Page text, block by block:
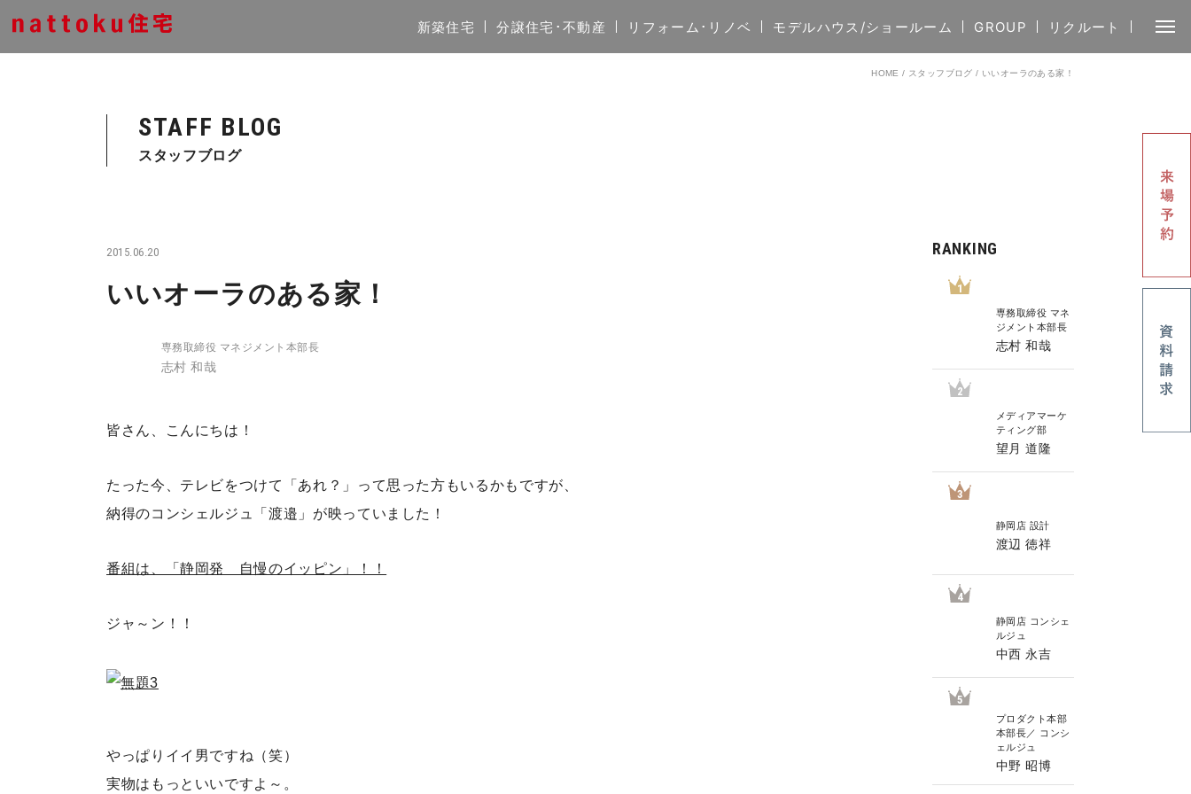
新築住宅 分譲住宅･不動産 リフォーム･リノベ モデルハウス/ショールーム GROUP リクルート
HOME / スタッフブログ / いいオーラのある家！
STAFF BLOG
スタッフブログ
2015.06.20
いいオーラのある家！
専務取締役 マネジメント本部長
志村 和哉
皆さん、こんにちは！
たった今、テレビをつけて「あれ？」って思った方もいるかもですが、
納得のコンシェルジュ「渡邉」が映っていました！
番組は、「静岡発 自慢のイッピン」！！
ジャ～ン！！
やっぱりイイ男ですね（笑）
実物はもっといいですよ～。
RANKING
1
専務取締役 マネ
ジメント本部長
志村 和哉
2
メディアマーケ
ティング部
望月 道隆
3
静岡店 設計
渡辺 徳祥
4
静岡店 コンシェ
ルジュ
中西 永吉
5
プロダクト本部
本部長／ コンシ
ェルジュ
中野 昭博